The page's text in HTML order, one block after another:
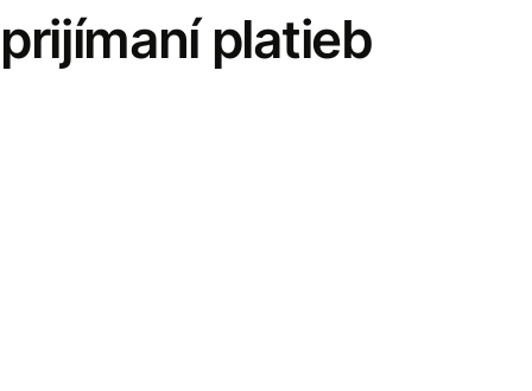
prijímaní platieb